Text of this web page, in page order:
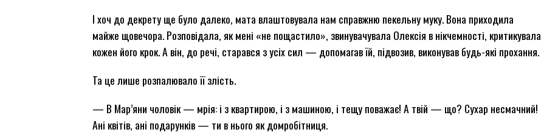
І хоч до декрету ще було далеко, мата влаштовувала нам справжню пекельну муку. Вона приходила
майже щовечора. Розповідала, як мені «не пощастило», звинувачувала Олексія в нікчемності, критикувала
кожен його крок. А він, до речі, старався з усіх сил — допомагав їй, підвозив, виконував будь-які прохання.
Та це лише розпалювало її злість.
— В Мар’яни чоловік — мрія: і з квартирою, і з машиною, і тещу поважає! А твій — що? Сухар несмачний!
Ані квітів, ані подарунків — ти в нього як домробітниця.